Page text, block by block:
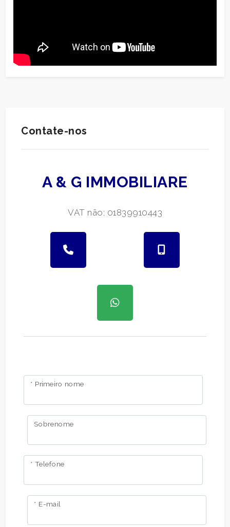
Contate-nos
A & G IMMOBILIARE
VAT não: 01839910443
* Primeiro nome
Sobrenome
* Telefone
* E-mail